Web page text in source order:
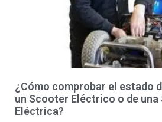
¿Cómo comprobar el estado
un Scooter Eléctrico o de una
Eléctrica?